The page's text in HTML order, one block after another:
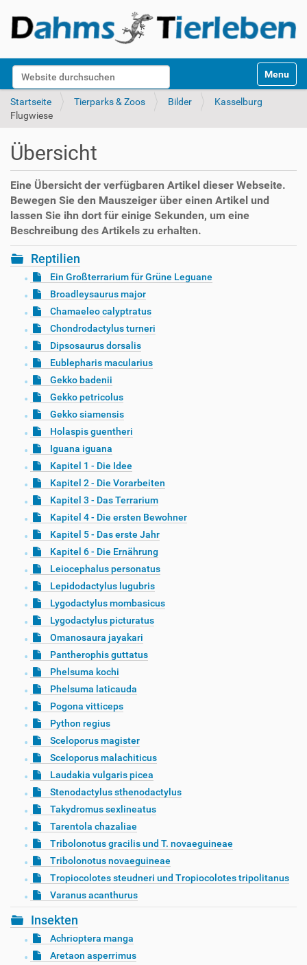
Website durchsuchen
k
Toggle
Startseite Tierparks & Zoos Bilder
Kasselburg
Flugwiese
Übersicht
Eine Übersicht der verfügbaren Artikel dieser Webseite.
Bewegen Sie den Mauszeiger über einen Artikel und
lassen Sie ihn dort für einige Sekunden, um eine
Beschreibung des Artikels zu erhalten.
Reptilien
Ein Großterrarium für Grüne Leguane
Broadleysaurus major
Chamaeleo calyptratus
Chondrodactylus turneri
Dipsosaurus dorsalis
Eublepharis macularius
Gekko badenii
Gekko petricolus
Gekko siamensis
Holaspis guentheri
Iguana iguana
Kapitel 1 - Die Idee
Kapitel 2 - Die Vorarbeiten
Kapitel 3 - Das Terrarium
Kapitel 4 - Die ersten Bewohner
Kapitel 5 - Das erste Jahr
Kapitel 6 - Die Ernährung
Leiocephalus personatus
Lepidodactylus lugubris
Lygodactylus mombasicus
Lygodactylus picturatus
Omanosaura jayakari
Pantherophis guttatus
Phelsuma kochi
Phelsuma laticauda
Pogona vitticeps
Python regius
Sceloporus magister
Sceloporus malachiticus
Laudakia vulgaris picea
Stenodactylus sthenodactylus
Takydromus sexlineatus
Tarentola chazaliae
Tribolonotus gracilis und T. novaeguineae
Tribolonotus novaeguineae
Tropiocolotes steudneri und Tropiocolotes tripolitanus
Varanus acanthurus
Insekten
Achrioptera manga
Aretaon asperrimus